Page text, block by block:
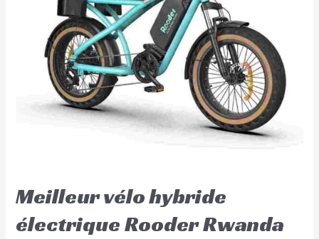
Meilleur vélo hybride
électrique Rooder Rwanda